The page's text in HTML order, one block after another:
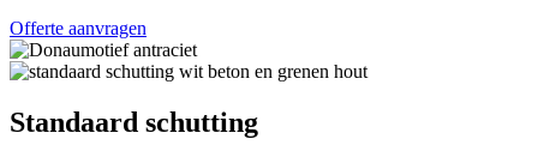
Offerte aanvragen
Standaard schutting